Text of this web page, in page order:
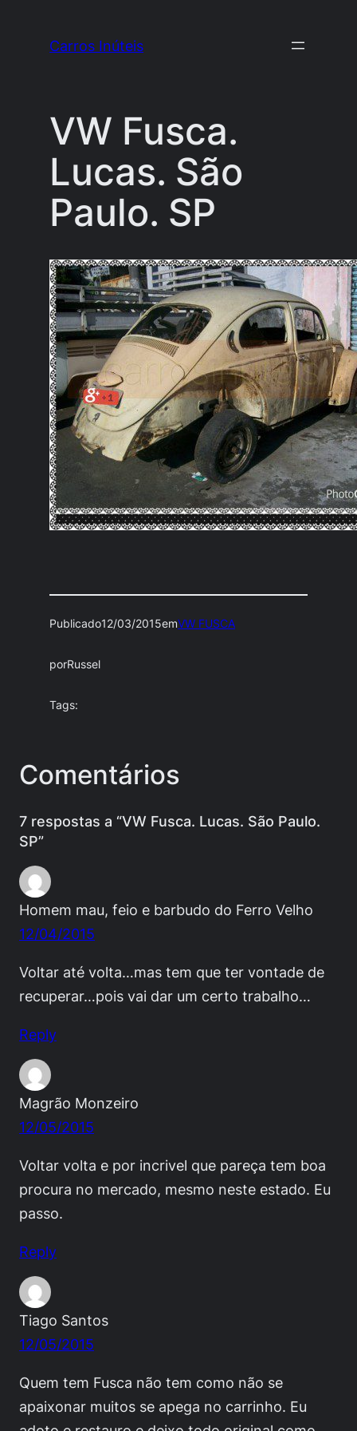
Carros Inúteis
VW Fusca.
Lucas. São
Paulo. SP
Publicado12/03/2015emVW FUSCA
porRussel
Tags:
Comentários
7 respostas a “VW Fusca. Lucas. São Paulo.
SP”
Homem mau, feio e barbudo do Ferro Velho
12/04/2015
Voltar até volta…mas tem que ter vontade de
recuperar…pois vai dar um certo trabalho…
Reply
Magrão Monzeiro
12/05/2015
Voltar volta e por incrivel que pareça tem boa
procura no mercado, mesmo neste estado. Eu
passo.
Reply
Tiago Santos
12/05/2015
Quem tem Fusca não tem como não se
apaixonar muitos se apega no carrinho. Eu